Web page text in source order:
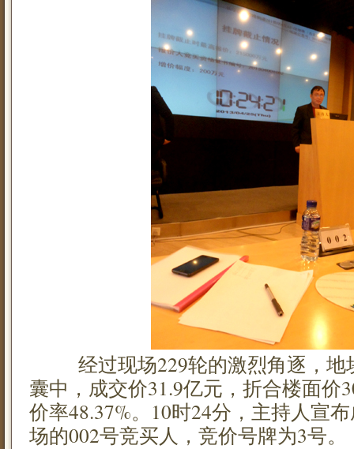
经过现场229轮的激烈角逐，地
囊中，成交价31.9亿元，折合楼面价
价率48.37%。10时24分，主持人宣
场的002号竞买人，竞价号牌为3号。